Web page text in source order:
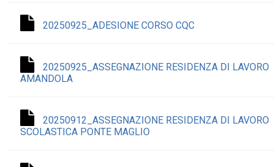
20250925_ADESIONE CORSO CQC
20250925_ASSEGNAZIONE RESIDENZA DI LAVORO
AMANDOLA
20250912_ASSEGNAZIONE RESIDENZA DI LAVORO
SCOLASTICA PONTE MAGLIO